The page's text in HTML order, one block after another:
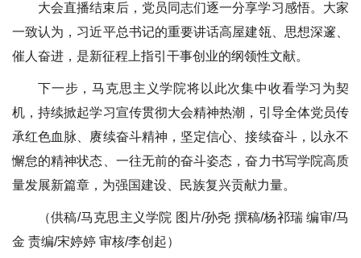
大会直播结束后，党员同志们逐一分享学习感悟。大家
一致认为，习近平总书记的重要讲话高屋建瓴、思想深邃、
催人奋进，是新征程上指引干事创业的纲领性文献。
下一步，马克思主义学院将以此次集中收看学习为契
机，持续掀起学习宣传贯彻大会精神热潮，引导全体党员传
承红色血脉、赓续奋斗精神，坚定信心、接续奋斗，以永不
懈怠的精神状态、一往无前的奋斗姿态，奋力书写学院高质
量发展新篇章，为强国建设、民族复兴贡献力量。
（供稿/马克思主义学院 图片/孙尧 撰稿/杨祁瑞 编审/马
金 责编/宋婷婷 审核/李创起）